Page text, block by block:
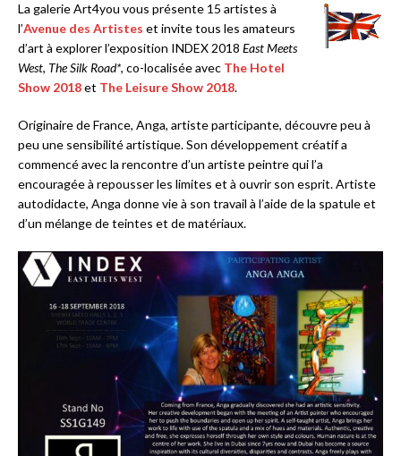
La galerie Art4you vous présente 15 artistes à
l’Avenue des Artistes et invite tous les amateurs
d’art à explorer l’exposition INDEX 2018 East Meets
West, The Silk Road*, co-localisée avec The Hotel
Show 2018et The Leisure Show 2018.
Originaire de France, Anga, artiste participante, découvre peu à
peu une sensibilité artistique. Son développement créatif a
commencé avec la rencontre d’un artiste peintre qui l’a
encouragée à repousser les limites et à ouvrir son esprit. Artiste
autodidacte, Anga donne vie à son travail à l’aide de la spatule et
d’un mélange de teintes et de matériaux.